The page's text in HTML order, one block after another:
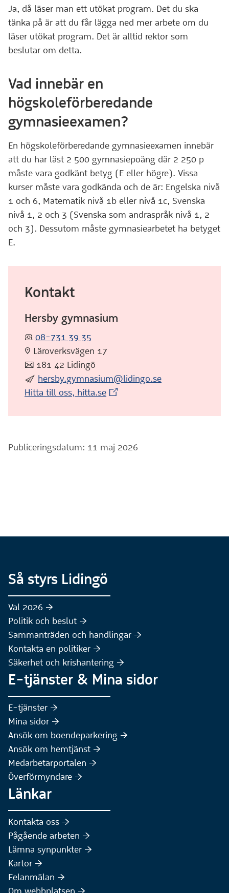
Ja, då läser man ett utökat program. Det du ska
tänka på är att du får lägga ned mer arbete om du
läser utökat program. Det är alltid rektor som
beslutar om detta.
Vad innebär en
högskoleförberedande
gymnasieexamen?
En högskoleförberedande gymnasieexamen innebär
att du har läst 2 500 gymnasiepoäng där 2 250 p
måste vara godkänt betyg (E eller högre). Vissa
kurser måste vara godkända och de är: Engelska nivå
1 och 6, Matematik nivå 1b eller nivå 1c, Svenska
nivå 1, 2 och 3 (Svenska som andraspråk nivå 1, 2
och 3). Dessutom måste gymnasiearbetet ha betyget
E.
Kontakt
Hersby gymnasium
:telefon: 08-731 39 35
:pin: Läroverksvägen 17
:post: 181 42 Lidingö
:skicka: hersby.gymnasium@lidingo.se
Hitta till oss, hitta.se(Extern webbplats)
Publiceringsdatum: 11 maj 2026
Så styrs Lidingö
Val 2026 :höger:
Politik och beslut :höger:
Sammanträden och handlingar :höger:
Kontakta en politiker :höger:
Säkerhet och krishantering :höger:
E-tjänster & Mina sidor
E-tjänster :höger:
Mina sidor :höger:
Ansök om boendeparkering :höger:
Ansök om hemtjänst :höger:
Medarbetarportalen :höger:
Överförmyndare :höger:
Länkar
Kontakta oss :höger:
Pågående arbeten :höger:
Lämna synpunkter :höger:
Kartor :höger:
Felanmälan :höger: